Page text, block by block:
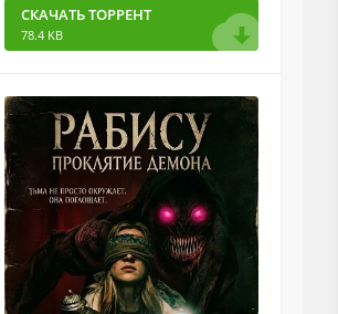
СКАЧАТЬ ТОРРЕНТ
78.4 KB